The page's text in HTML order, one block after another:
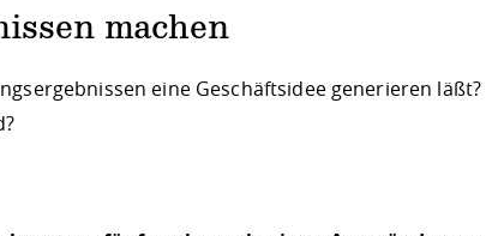
machen
eine Geschäftsidee generieren läßt?